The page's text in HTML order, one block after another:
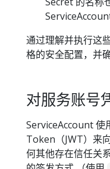
通过理解并执行这
格的安全配置，并
对服务账号
ServiceAccount 使
Token（JWT）来
何其他存在信任关